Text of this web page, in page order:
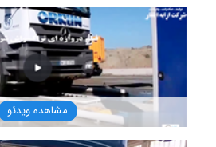
1401/8/16
مشاهده ویدئو